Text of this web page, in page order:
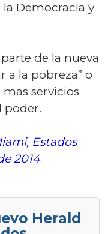
Democracia y
de la nueva
a la pobreza” o
servicios
poder.
Estados
2014
Herald